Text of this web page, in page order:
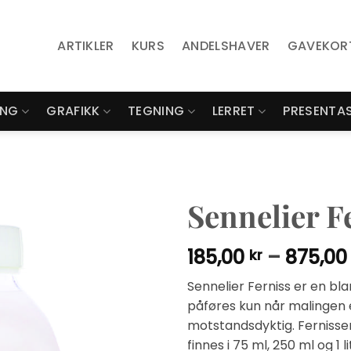
ARTIKLER KURS ANDELSHAVER
GRAFIKK TEGNING LERRET
Sennelier
185,00 kr – 875,00
Sennelier Ferniss er en
påføres kun når
motstandsdyktig.
finnes i 75 ml, 250 ml og 1